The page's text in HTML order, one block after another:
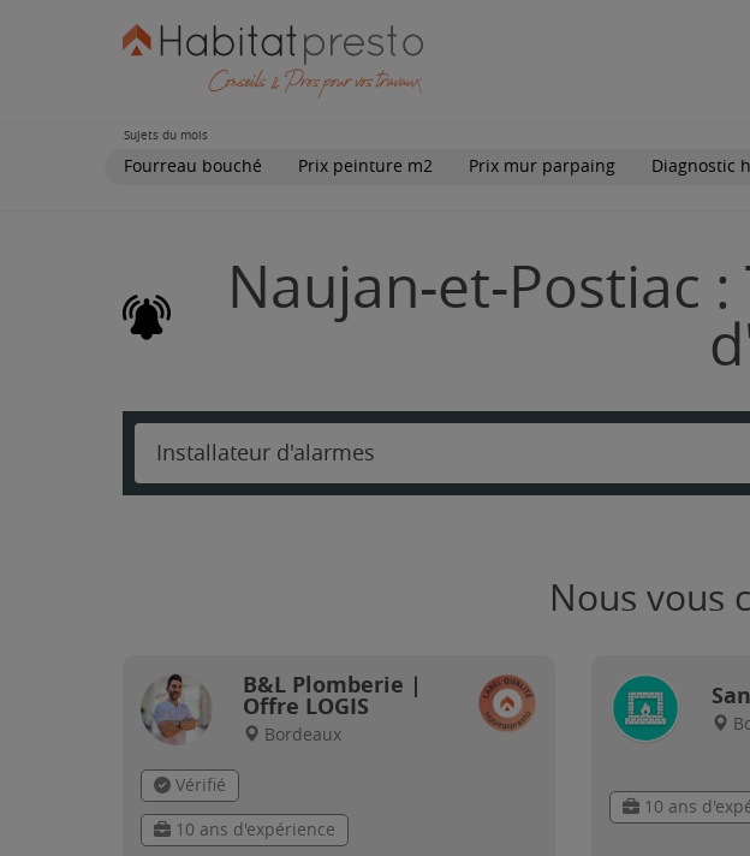
Sujets du mois
Fourreau bouché Prix peinture m2 Prix mur parpaing Diagnostic
Naujan-et-Postiac
Installateur d'alarmes
Nous vous
B&L Plomberie |
Offre LOGIS
Bordeaux
Vérifié
10 ans d'expérience
10 ans